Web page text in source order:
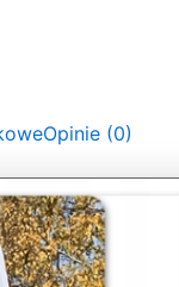
Opinie (0)